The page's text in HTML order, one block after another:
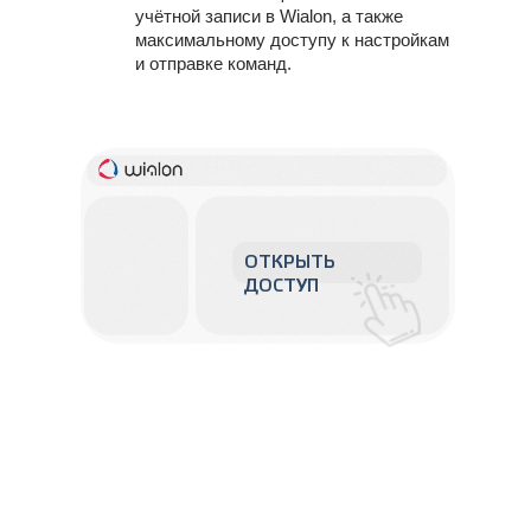
учётной записи в Wialon, а также
максимальному доступу к настройкам
и отправке команд.
ОТКРЫТЬ
ДОСТУП